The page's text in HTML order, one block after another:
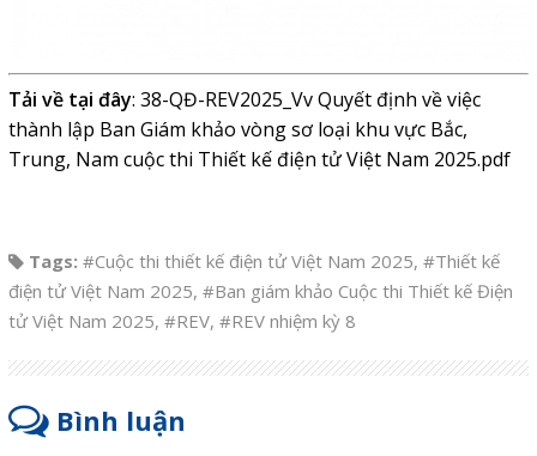
Tải về tại đây: 38-QĐ-REV2025_Vv Quyết định về việc
thành lập Ban Giám khảo vòng sơ loại khu vực Bắc,
Trung, Nam cuộc thi Thiết kế điện tử Việt Nam 2025.pdf
Tags: #Cuộc thi thiết kế điện tử Việt Nam 2025, #Thiết kế
điện tử Việt Nam 2025, #Ban giám khảo Cuộc thi Thiết kế Điện
tử Việt Nam 2025, #REV, #REV nhiệm kỳ 8
Bình luận